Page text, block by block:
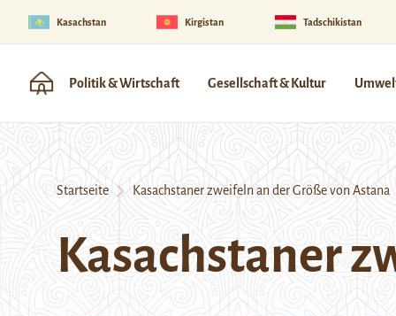
Kasachstan Kirgistan Tadschikistan
Politik & Wirtschaft Gesellschaft & Kultur
Startseite Kasachstaner zweifeln an der Größe von Astana
Kasachstaner